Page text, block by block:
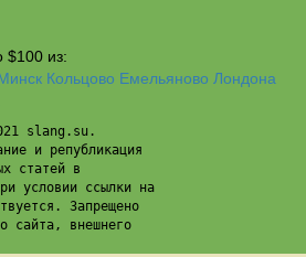
$100 из:
Кольцово Емельяново Лондона
slang.su.
и републикация
статей в
условии ссылки на
Запрещено
сайта, внешнего